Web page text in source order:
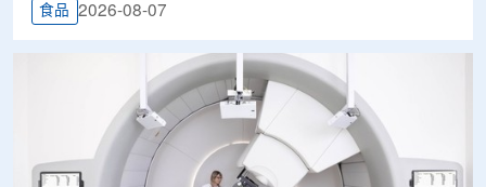
食品 2026-08-07